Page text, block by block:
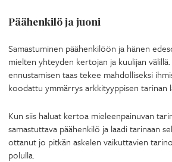
Päähenkilö ja juoni
Samastuminen päähenkilöön ja hänen
mielten yhteyden kertojan ja kuulijan
ennustamisen taas tekee mahdolliseksi
koodattu ymmärrys arkkityyppisen tarinan
Kun siis haluat kertoa mieleenpainuvan
samastuttava päähenkilö ja laadi tarinaan
ottanut jo pitkän askelen vaikuttavien
polulla.